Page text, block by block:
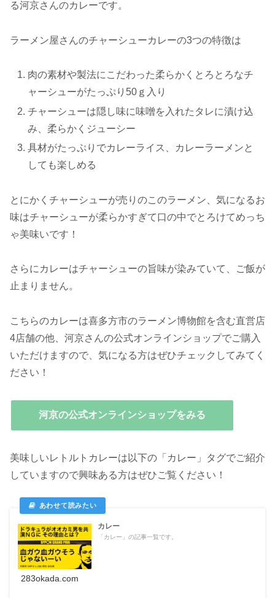
る河京さんのカレーです。
ラーメン屋さんのチャーシューカレーの3つの特徴は
肉の素材や製法にこだわった柔らかくとろとろなチ
ャーシューがたっぷり50ｇ入り
チャーシューは隠し味に味噌を入れたタレに漬け込
み、柔らかくジューシー
具材がたっぷりでカレーライス、カレーラーメンと
しても楽しめる
とにかくチャーシューが売りのこのラーメン、気になるお
味はチャーシューが柔らかすぎて口の中でとろけてめっち
ゃ美味いです！
さらにカレーはチャーシューの旨味が染みていて、ご飯が
止まりません。
こちらのカレーは喜多方市のラーメン博物館を含む直営店
4店舗の他、河京さんの公式オンラインショップでご購入
いただけますので、気になる方はぜひチェックしてみてく
ださい！
河京の公式オンラインショップをみる
美味しいレトルトカレーは以下の「カレー」タグでご紹介
していますので興味ある方はぜひご覧ください！
カレー
「カレー」の記事一覧です。
283okada.com